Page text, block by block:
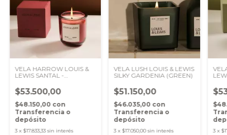
VELA HARROW LOUIS &
LEWIS SANTAL -
$53.500,00
$48.150,00 con
Transferencia o
depósito
3 x $17.833,33 sin interés
VELA LUSH LOUIS & LEWIS
SILKY GARDENIA (GREEN)
$51.150,00
$46.035,00 con
Transferencia o
depósito
3 x $17.050,00 sin interés 3 x